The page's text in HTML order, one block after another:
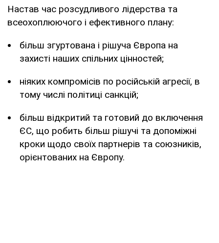
Настав час розсудливого лідерства та
всеохоплюючого і ефективного плану:
більш згуртована і рішуча Європа на
захисті наших спільних цінностей;
ніяких компромісів по російській агресії, в
тому числі політиці санкцій;
більш відкритий та готовий до включення
ЄС, що робить більш рішучі та допоміжні
кроки щодо своїх партнерів та союзників,
орієнтованих на Європу.